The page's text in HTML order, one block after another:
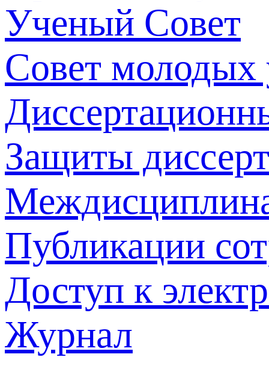
Ученый Совет
Совет молодых
Защиты
Публикации
Доступ к
Журнал